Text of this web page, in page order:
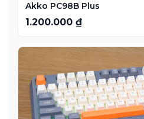
Akko PC98B Plus
1.200.000 ₫